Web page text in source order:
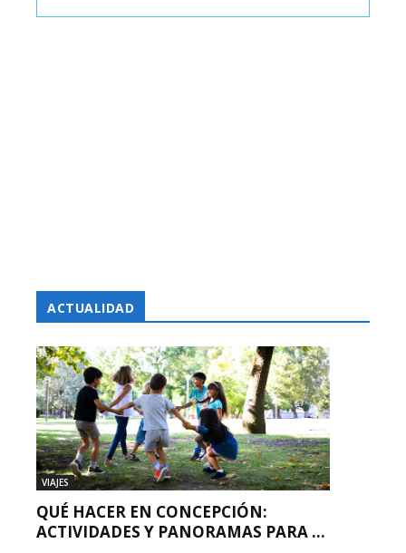
ACTUALIDAD
VIAJES
QUÉ HACER EN CONCEPCIÓN:
ACTIVIDADES Y PANORAMAS PARA ...